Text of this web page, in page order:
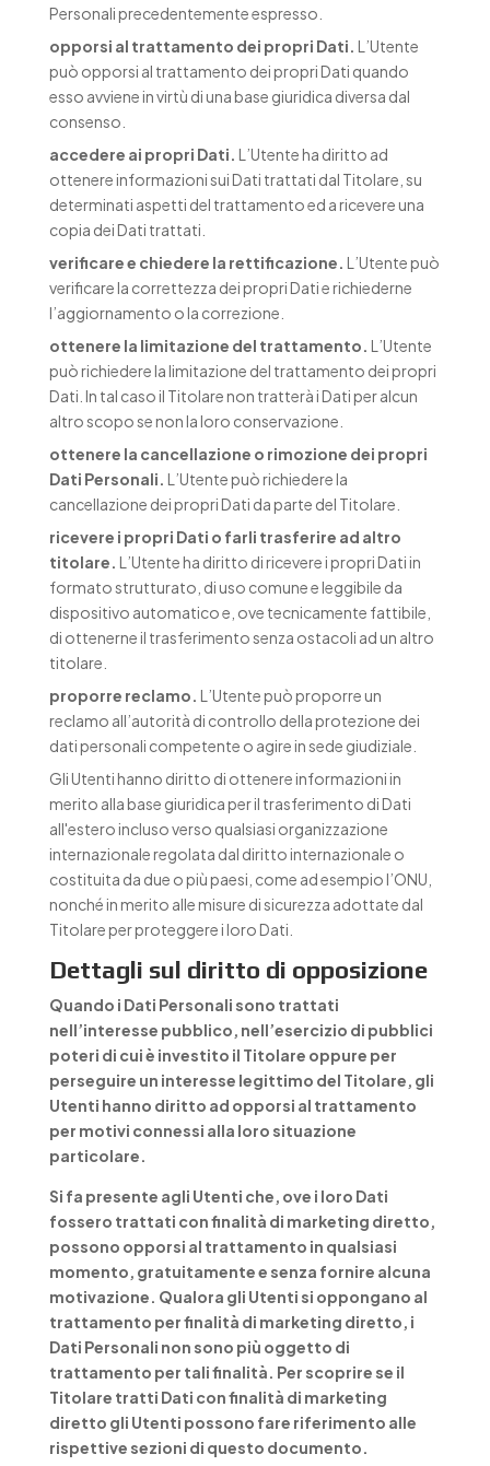
Personali precedentemente espresso.
opporsi al trattamento dei propri Dati. L’Utente
può opporsi al trattamento dei propri Dati quando
esso avviene in virtù di una base giuridica diversa dal
consenso.
accedere ai propri Dati. L’Utente ha diritto ad
ottenere informazioni sui Dati trattati dal Titolare, su
determinati aspetti del trattamento ed a ricevere una
copia dei Dati trattati.
verificare e chiedere la rettificazione. L’Utente può
verificare la correttezza dei propri Dati e richiederne
l’aggiornamento o la correzione.
ottenere la limitazione del trattamento. L’Utente
può richiedere la limitazione del trattamento dei propri
Dati. In tal caso il Titolare non tratterà i Dati per alcun
altro scopo se non la loro conservazione.
ottenere la cancellazione o rimozione dei propri
Dati Personali. L’Utente può richiedere la
cancellazione dei propri Dati da parte del Titolare.
ricevere i propri Dati o farli trasferire ad altro
titolare. L’Utente ha diritto di ricevere i propri Dati in
formato strutturato, di uso comune e leggibile da
dispositivo automatico e, ove tecnicamente fattibile,
di ottenerne il trasferimento senza ostacoli ad un altro
titolare.
proporre reclamo. L’Utente può proporre un
reclamo all’autorità di controllo della protezione dei
dati personali competente o agire in sede giudiziale.
Gli Utenti hanno diritto di ottenere informazioni in
merito alla base giuridica per il trasferimento di Dati
all'estero incluso verso qualsiasi organizzazione
internazionale regolata dal diritto internazionale o
costituita da due o più paesi, come ad esempio l’ONU,
nonché in merito alle misure di sicurezza adottate dal
Titolare per proteggere i loro Dati.
Dettagli sul diritto di opposizione
Quando i Dati Personali sono trattati
nell’interesse pubblico, nell’esercizio di pubblici
poteri di cui è investito il Titolare oppure per
perseguire un interesse legittimo del Titolare, gli
Utenti hanno diritto ad opporsi al trattamento
per motivi connessi alla loro situazione
particolare.
Si fa presente agli Utenti che, ove i loro Dati
fossero trattati con finalità di marketing diretto,
possono opporsi al trattamento in qualsiasi
momento, gratuitamente e senza fornire alcuna
motivazione. Qualora gli Utenti si oppongano al
trattamento per finalità di marketing diretto, i
Dati Personali non sono più oggetto di
trattamento per tali finalità. Per scoprire se il
Titolare tratti Dati con finalità di marketing
diretto gli Utenti possono fare riferimento alle
rispettive sezioni di questo documento.